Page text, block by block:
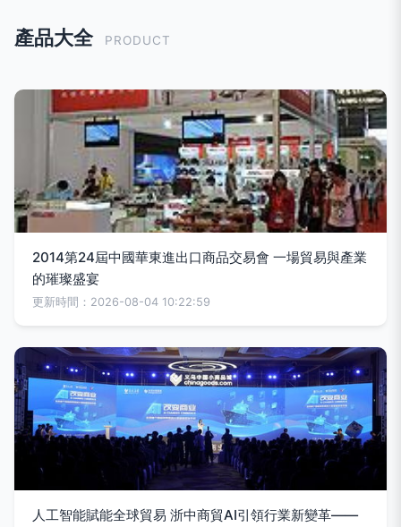
產品大全 PRODUCT
2014第24屆中國華東進出口商品交易會 一場貿易與產業
的璀璨盛宴
更新時間：2026-08-04 10:22:59
人工智能賦能全球貿易 浙中商貿AI引領行業新變革——